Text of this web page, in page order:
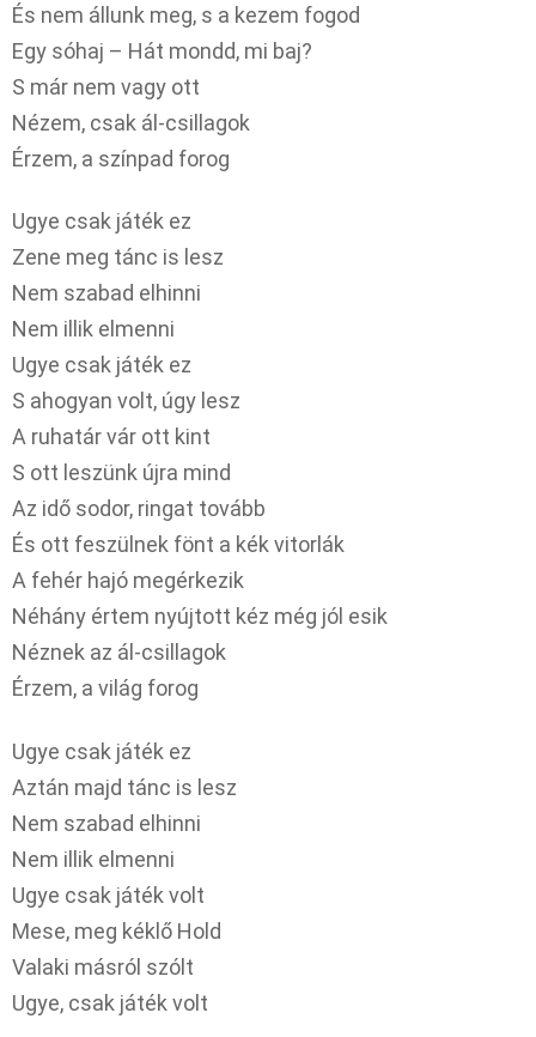
És nem állunk meg, s a kezem fogod
Egy sóhaj – Hát mondd, mi baj?
S már nem vagy ott
Nézem, csak ál-csillagok
Érzem, a színpad forog
Ugye csak játék ez
Zene meg tánc is lesz
Nem szabad elhinni
Nem illik elmenni
Ugye csak játék ez
S ahogyan volt, úgy lesz
A ruhatár vár ott kint
S ott leszünk újra mind
Az idő sodor, ringat tovább
És ott feszülnek fönt a kék vitorlák
A fehér hajó megérkezik
Néhány értem nyújtott kéz még jól esik
Néznek az ál-csillagok
Érzem, a világ forog
Ugye csak játék ez
Aztán majd tánc is lesz
Nem szabad elhinni
Nem illik elmenni
Ugye csak játék volt
Mese, meg kéklő Hold
Valaki másról szólt
Ugye, csak játék volt